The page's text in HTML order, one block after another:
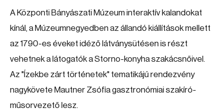
A Központi Bányászati Múzeum interaktív kalandokat
kínál, a Múzeumnegyedben az állandó kiállítások mellett
az 1790-es éveket idéző látványsütésen is részt
vehetnek a látogatók a Storno-konyha szakácsnőivel.
Az "Ízekbe zárt történetek" tematikájú rendezvény
nagykövete Mautner Zsófia gasztronómiai szakíró-
műsorvezető lesz.